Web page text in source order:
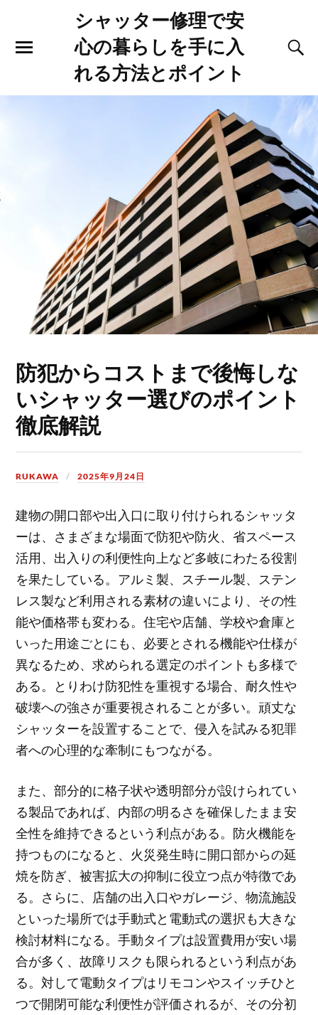
シャッター修理で安
心の暮らしを手に入
れる方法とポイント
防犯からコストまで後悔しな
いシャッター選びのポイント
徹底解説
RUKAWA 2025年9月24日
建物の開口部や出入口に取り付けられるシャッタ
ーは、さまざまな場面で防犯や防火、省スペース
活用、出入りの利便性向上など多岐にわたる役割
を果たしている。 アルミ製、スチール製、ステン
レス製など利用される素材の違いにより、その性
能や価格帯も変わる。住宅や店舗、学校や倉庫と
いった用途ごとにも、必要とされる機能や仕様が
異なるため、求められる選定のポイントも多様で
ある。とりわけ防犯性を重視する場合、耐久性や
破壊への強さが重要視されることが多い。頑丈な
シャッターを設置することで、侵入を試みる犯罪
者への心理的な牽制にもつながる。
また、部分的に格子状や透明部分が設けられてい
る製品であれば、内部の明るさを確保したまま安
全性を維持できるという利点がある。防火機能を
持つものになると、火災発生時に開口部からの延
焼を防ぎ、被害拡大の抑制に役立つ点が特徴であ
る。さらに、店舗の出入口やガレージ、物流施設
といった場所では手動式と電動式の選択も大きな
検討材料になる。手動タイプは設置費用が安い場
合が多く、故障リスクも限られるという利点があ
る。対して電動タイプはリモコンやスイッチひと
つで開閉可能な利便性が評価されるが、その分初